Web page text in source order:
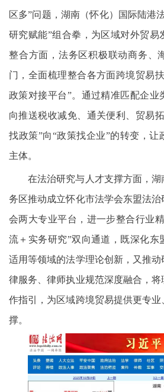
区多”问题，湖南（怀化）国际陆港
研究赋能”组合拳，为区域对外贸易
整合方面，法务区积极联动商务、
门，全面梳理整合各方面跨境贸易
政策对接平台”。通过精准匹配企业
向推送税收减免、通关便利、贸易
找政策”向“政策找企业”的转变，让
主体。
在法治研究与人才支撑方面，
务区推动成立怀化市法学会东盟法
会两大专业平台，进一步整合行业
流＋实务研究”双向通道，既深化东
适用等领域的法学理论创新，又推
律服务、律师执业规范深度融合，
作指引，为区域跨境贸易提供更专
撑。